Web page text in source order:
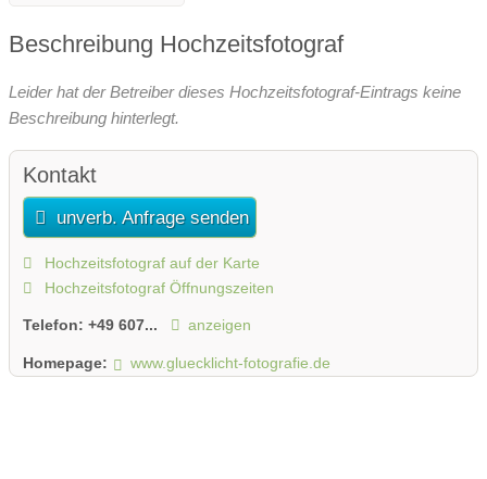
Beschreibung Hochzeitsfotograf
Leider hat der Betreiber dieses Hochzeitsfotograf-Eintrags keine
Beschreibung hinterlegt.
Kontakt
unverb. Anfrage senden
Hochzeitsfotograf auf der Karte
Hochzeitsfotograf Öffnungszeiten
Telefon: +49 607... anzeigen
Homepage: www.gluecklicht-fotografie.de